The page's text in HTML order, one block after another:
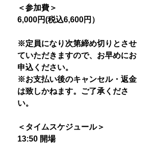
＜参加費＞
6,000円(税込6,600円）
※定員になり次第締め切りとさせ
ていただきますので、お早めにお
申込ください。
※お支払い後のキャンセル・返金
は致しかねます。ご了承くださ
い。
＜タイムスケジュール＞
13:50 開場